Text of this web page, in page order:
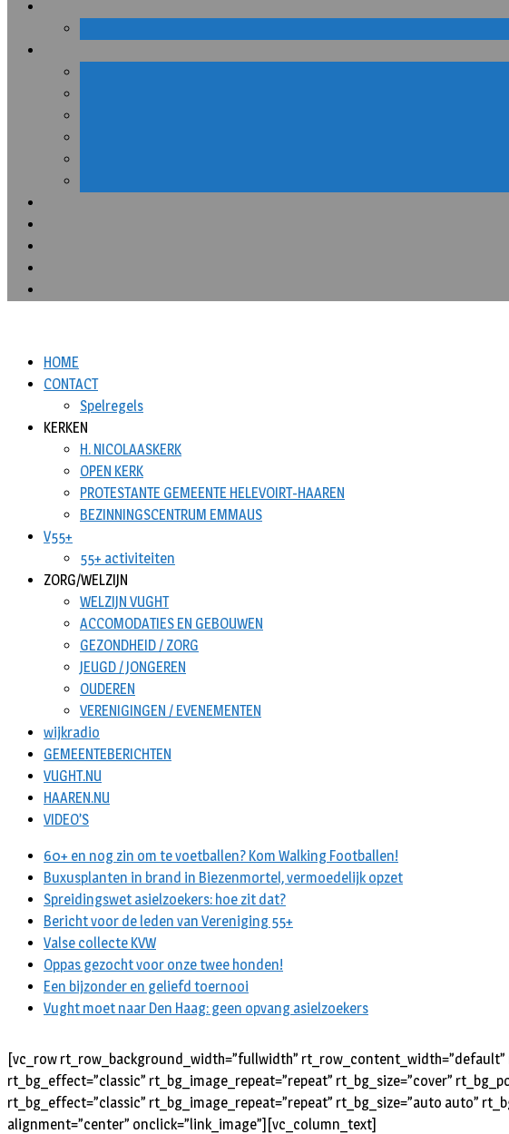
HOME
CONTACT
Spelregels
KERKEN
H. NICOLAASKERK
OPEN KERK
PROTESTANTE GEMEENTE HELEVOIRT-HAAREN
BEZINNINGSCENTRUM EMMAUS
V55+
55+ activiteiten
ZORG/WELZIJN
WELZIJN VUGHT
ACCOMODATIES EN GEBOUWEN
GEZONDHEID / ZORG
JEUGD / JONGEREN
OUDEREN
VERENIGINGEN / EVENEMENTEN
wijkradio
GEMEENTEBERICHTEN
VUGHT.NU
HAAREN.NU
VIDEO’S
60+ en nog zin om te voetballen? Kom Walking Footballen!
Buxusplanten in brand in Biezenmortel, vermoedelijk opzet
Spreidingswet asielzoekers: hoe zit dat?
Bericht voor de leden van Vereniging 55+
Valse collecte KVW
Oppas gezocht voor onze twee honden!
Een bijzonder en geliefd toernooi
Vught moet naar Den Haag: geen opvang asielzoekers
[vc_row rt_row_background_width=”fullwidth” rt_row_content_width=”default”
rt_bg_effect=”classic” rt_bg_image_repeat=”repeat” rt_bg_size=”cover”
rt_bg_effect=”classic” rt_bg_image_repeat=”repeat” rt_bg_size=”auto auto”
alignment=”center” onclick=”link_image”][vc_column_text]